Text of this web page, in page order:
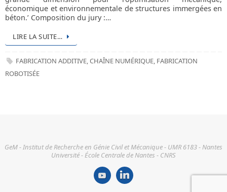
économique et environnementale de structures immergées en
béton.’ Composition du jury :…
LIRE LA SUITE…
FABRICATION ADDITIVE,CHAÎNE NUMÉRIQUE, FABRICATION
ROBOTISÉE
GeM - Institut de Recherche en Génie Civil et Mécanique - UMR 6183 - Nantes
Université - École Centrale de Nantes - CNRS